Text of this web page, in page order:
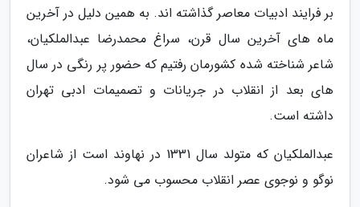
بر فرایند ادبیات معاصر گذاشته اند. به همین دلیل در آخرین
ماه های آخرین سال قرن، سراغ محمدرضا عبدالملکیان،
شاعر شناخته شده کشورمان رفتیم که حضور پر رنگی در سال
های بعد از انقلاب در جریانات و تصمیمات ادبی تهران
داشته است.
عبدالملکیان که متولد سال 1331 در نهاوند است از شاعران
نوگو و نوجوی عصر انقلاب محسوب می شود.